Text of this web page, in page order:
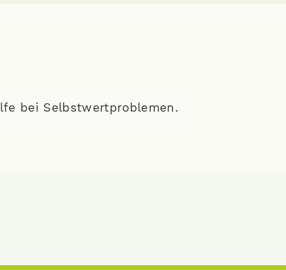
bei Selbstwertproblemen.